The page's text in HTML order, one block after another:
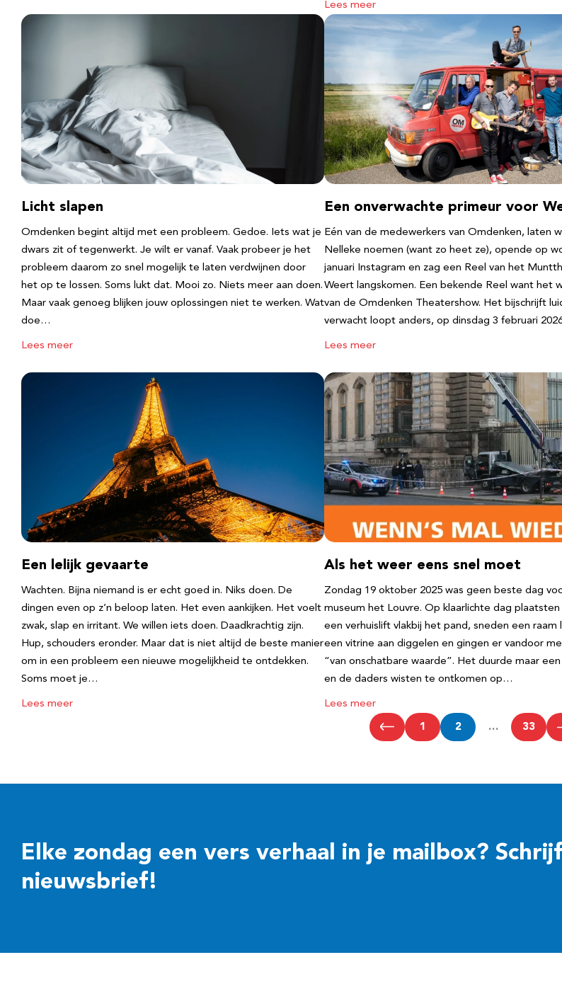
Lees meer
Licht slapen
Omdenken begint altijd met een probleem. Gedoe. Iets wat je
dwars zit of tegenwerkt. Je wilt er vanaf. Vaak probeer je het
probleem daarom zo snel mogelijk te laten verdwijnen door
het op te lossen. Soms lukt dat. Mooi zo. Niets meer aan doen.
Maar vaak genoeg blijken jouw oplossingen niet te werken. Wat
doe…
Lees meer
Een onverwachte primeur voor
Eén van de medewerkers van Omdenken, laten
Nelleke noemen (want zo heet ze), opende op
januari Instagram en zag een Reel van het
Weert langskomen. Een bekende Reel want het
van de Omdenken Theatershow. Het bijschrijft
verwacht loopt anders, op dinsdag 3 februari
Lees meer
Een lelijk gevaarte
Wachten. Bijna niemand is er echt goed in. Niks doen. De
dingen even op z’n beloop laten. Het even aankijken. Het voelt
zwak, slap en irritant. We willen iets doen. Daadkrachtig zijn.
Hup, schouders eronder. Maar dat is niet altijd de beste manier
om in een probleem een nieuwe mogelijkheid te ontdekken.
Soms moet je…
Lees meer
Als het weer eens snel moet
Zondag 19 oktober 2025 was geen beste dag
museum het Louvre. Op klaarlichte dag plaatsten
een verhuislift vlakbij het pand, sneden een raam
een vitrine aan diggelen en gingen er vandoor
“van onschatbare waarde”. Het duurde maar
en de daders wisten te ontkomen op…
Lees meer
1 2 … 33
Elke zondag een vers verhaal in je mailbox?
nieuwsbrief!